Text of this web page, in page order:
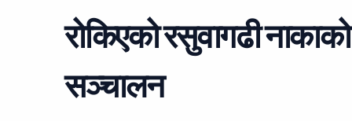
रोकिएको रसुवागढी
सञ्चालन